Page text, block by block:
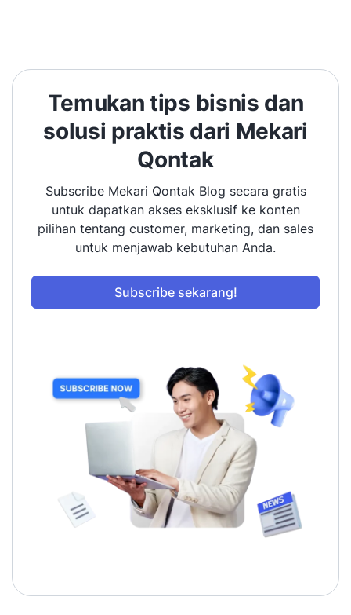
Temukan tips bisnis dan
solusi praktis dari Mekari
Qontak
Subscribe Mekari Qontak Blog secara gratis
untuk dapatkan akses eksklusif ke konten
pilihan tentang customer, marketing, dan sales
untuk menjawab kebutuhan Anda.
Subscribe sekarang!